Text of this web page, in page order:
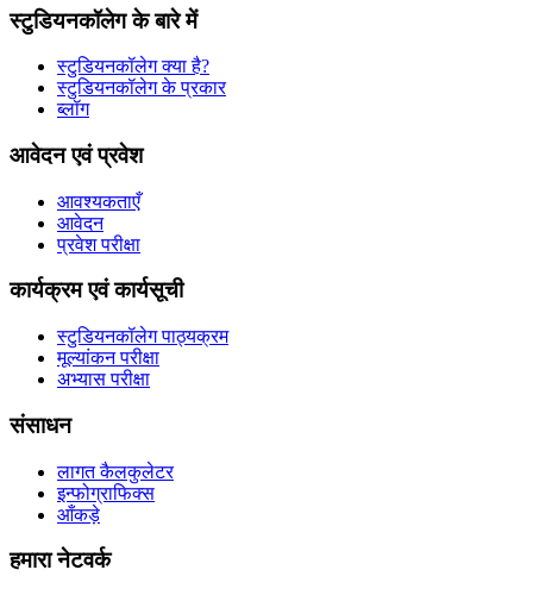
स्टुडियनकॉलेग के बारे में
स्टुडियनकॉलेग क्या है?
स्टुडियनकॉलेग के प्रकार
ब्लॉग
आवेदन एवं प्रवेश
आवश्यकताएँ
आवेदन
प्रवेश परीक्षा
कार्यक्रम एवं कार्यसूची
स्टुडियनकॉलेग पाठ्यक्रम
मूल्यांकन परीक्षा
अभ्यास परीक्षा
संसाधन
लागत कैलकुलेटर
इन्फोग्राफिक्स
आँकड़े
हमारा नेटवर्क